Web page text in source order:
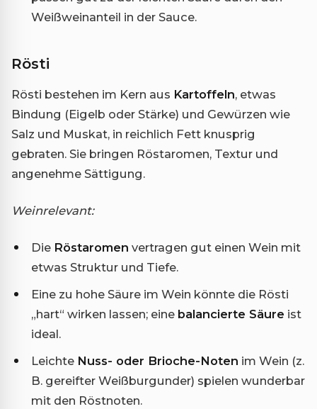
Weißweinanteil in der Sauce.
Rösti
Rösti bestehen im Kern aus Kartoffeln, etwas
Bindung (Eigelb oder Stärke) und Gewürzen wie
Salz und Muskat, in reichlich Fett knusprig
gebraten. Sie bringen Röstaromen, Textur und
angenehme Sättigung.
Weinrelevant:
Die Röstaromen vertragen gut einen Wein mit
etwas Struktur und Tiefe.
Eine zu hohe Säure im Wein könnte die Rösti
„hart“ wirken lassen; eine balancierte Säure ist
ideal.
Leichte Nuss- oder Brioche-Noten im Wein (z.
B. gereifter Weißburgunder) spielen wunderbar
mit den Röstnoten.